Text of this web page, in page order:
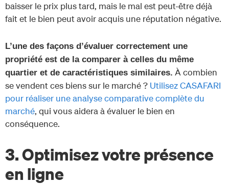
baisser le prix plus tard, mais le mal est peut-être déjà
fait et le bien peut avoir acquis une réputation négative.
L’une des façons d’évaluer correctement une
propriété est de la comparer à celles du même
quartier et de caractéristiques similaires. À combien
se vendent ces biens sur le marché ? Utilisez CASAFARI
pour réaliser une analyse comparative complète du
marché, qui vous aidera à évaluer le bien en
conséquence.
3. Optimisez votre présence
en ligne